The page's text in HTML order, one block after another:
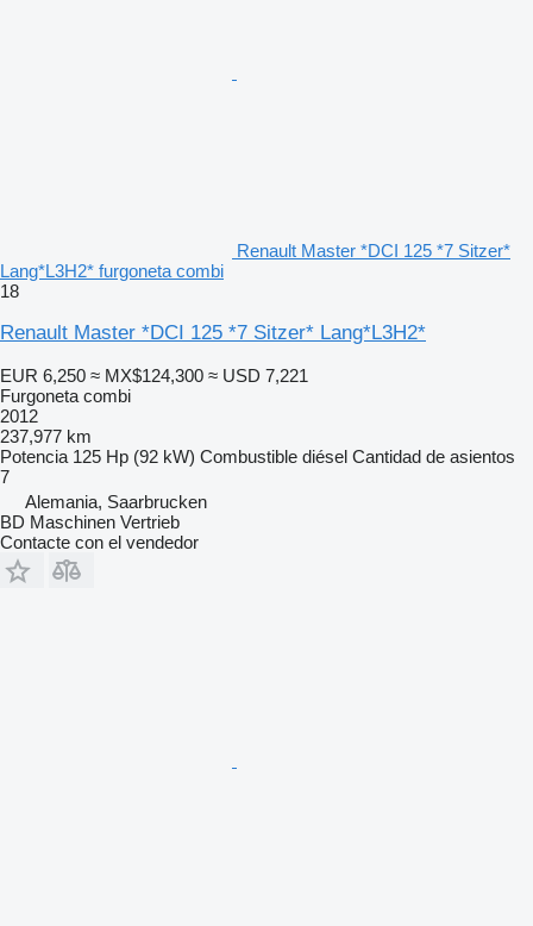
Renault Master *DCI 125 *7 Sitzer*
Lang*L3H2* furgoneta combi
18
Renault Master *DCI 125 *7 Sitzer* Lang*L3H2*
EUR 6,250 ≈ MX$124,300 ≈ USD 7,221
Furgoneta combi
2012
237,977 km
Potencia 125 Hp (92 kW) Combustible diésel Cantidad de asientos
7
Alemania, Saarbrucken
BD Maschinen Vertrieb
Contacte con el vendedor